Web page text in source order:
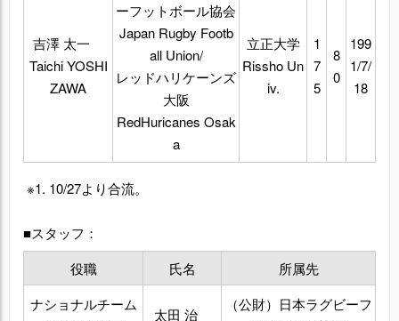
吉澤 太一
Taichi YOSHI
ZAWA
ーフットボール協会
Japan Rugby Footb
all Union/
レッドハリケーンズ
大阪
RedHuricanes Osak
a
立正大学
Rissho Un
iv.
1
7
5
8
0
199
1/7/
18
※1. 10/27より合流。
■スタッフ：
役職
氏名
所属先
ナショナルチーム
太田 治
（公財）日本ラグビーフ